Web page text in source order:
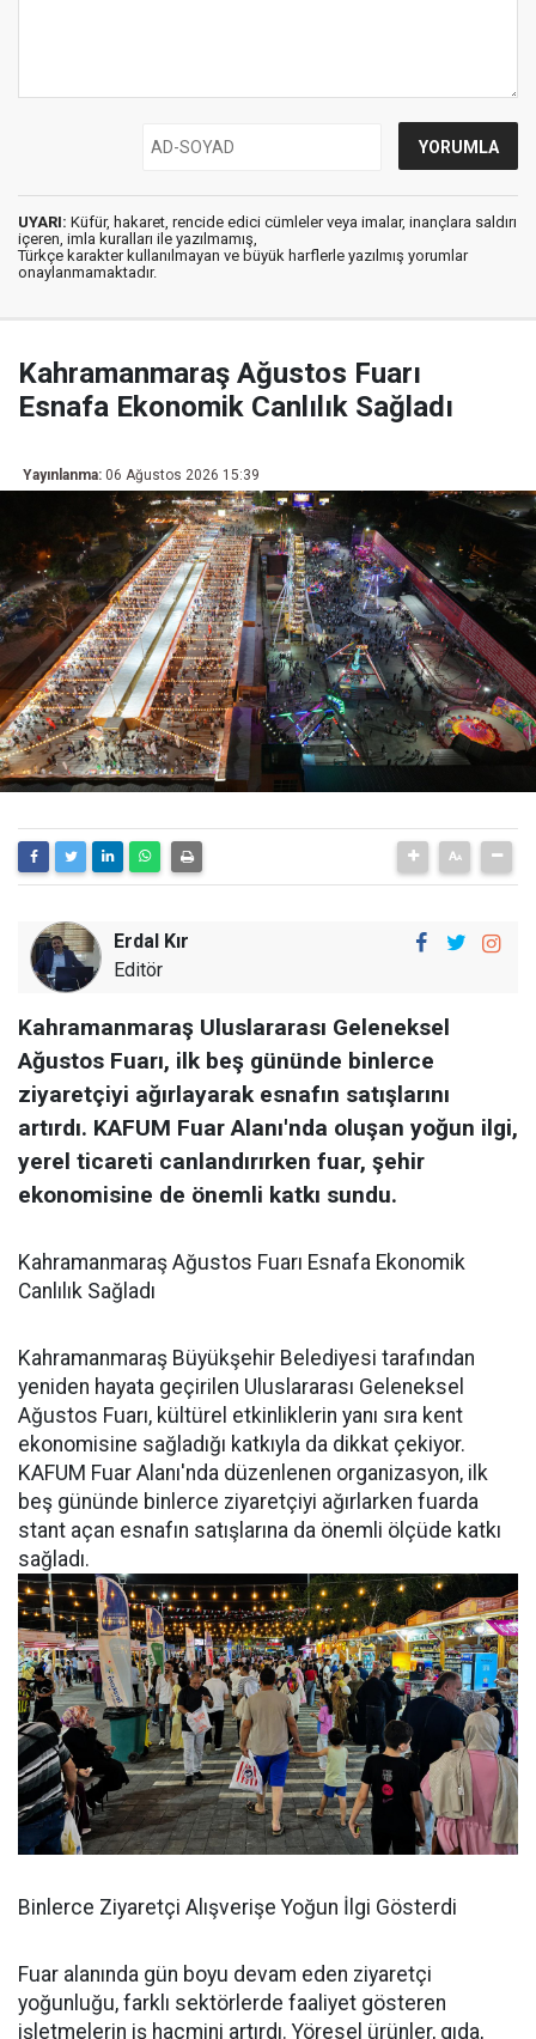
UYARI: Küfür, hakaret, rencide edici cümleler veya imalar, inançlara saldırı
içeren, imla kuralları ile yazılmamış,
Türkçe karakter kullanılmayan ve büyük harflerle yazılmış yorumlar
onaylanmamaktadır.
Kahramanmaraş Ağustos Fuarı
Esnafa Ekonomik Canlılık Sağladı
Yayınlanma: 06 Ağustos 2026 15:39
Erdal Kır
Editör
Kahramanmaraş Uluslararası Geleneksel
Ağustos Fuarı, ilk beş gününde binlerce
ziyaretçiyi ağırlayarak esnafın satışlarını
artırdı. KAFUM Fuar Alanı'nda oluşan yoğun ilgi,
yerel ticareti canlandırırken fuar, şehir
ekonomisine de önemli katkı sundu.
Kahramanmaraş Ağustos Fuarı Esnafa Ekonomik
Canlılık Sağladı
Kahramanmaraş Büyükşehir Belediyesi tarafından
yeniden hayata geçirilen Uluslararası Geleneksel
Ağustos Fuarı, kültürel etkinliklerin yanı sıra kent
ekonomisine sağladığı katkıyla da dikkat çekiyor.
KAFUM Fuar Alanı'nda düzenlenen organizasyon, ilk
beş gününde binlerce ziyaretçiyi ağırlarken fuarda
stant açan esnafın satışlarına da önemli ölçüde katkı
sağladı.
Binlerce Ziyaretçi Alışverişe Yoğun İlgi Gösterdi
Fuar alanında gün boyu devam eden ziyaretçi
yoğunluğu, farklı sektörlerde faaliyet gösteren
işletmelerin iş hacmini artırdı. Yöresel ürünler, gıda,